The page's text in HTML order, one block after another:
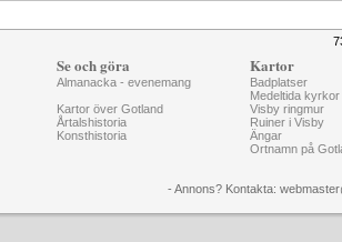
Se och göra
Almanacka - evenemang
Kartor över Gotland
Årtalshistoria
Konsthistoria
Kartor
Badplatser
Medeltida kyrkor
Visby ringmur
Ruiner i Visby
Ängar
Ortnamn på
- Annons? Kontakta: